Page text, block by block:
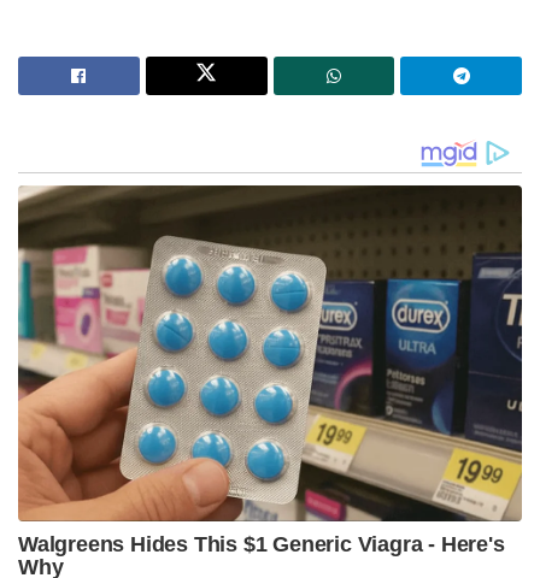
മിഥുൻ ചക്രവർത്തി ആശുപത്രിയിൽ ; കാണാൻ
ഓടിയെത്തി മുഖ്യമന്ത്രി സുവേന്ദു അധികാരി
ട്രിഗർ പുൾചെയ്ത ശേഷം മാഗസിനിൽ ലോഡായ
വെടിയുണ്ടയെ പുറത്തേക്ക് തള്ളുന്ന ഭാഗമാണ്
ആക്ഷൻ. ആക്ഷനെയും ബാരലിനെയും സപ്പോർട്ട്
ചെയ്യുന്ന റൈഫിളിന്റെ ഭാഗമാണ് സ്റ്റോക്ക്. വിവിധ
തരത്തിലുള്ള റൈഫിളുകൾ വിവിധ രാജ്യങ്ങളിലെ
സേനകൾ ഉപയോഗിക്കാറുണ്ട്. ഇതിൽ ഏറ്റവും
പ്രഹരശേഷിയുള്ള മൂന്ന് റൈഫിളുകൾ ഇവയാണ്.
ആദ്യത്തേത് എ.കെ 47. ലോകത്തെ തന്നെ ഏറ്റവും
അപകടകരമായ തോക്കുകളിൽ ഒന്നാണ്
ഇന്ത്യയുൾപ്പെടെ ഉപയോഗിക്കുന്ന എ.കെ 47
തോക്കുകൾ. ഓട്ടോമാറ്റ് കലാഷ്നിക്കോവ് എന്നാണ്
എകെ 47 തോക്കുകളുടെ പൂർണനാമം. സോവിയറ്റ്
യൂണിയന് വേണ്ടി റഷ്യൻ സൈനിക കമാൻഡർ